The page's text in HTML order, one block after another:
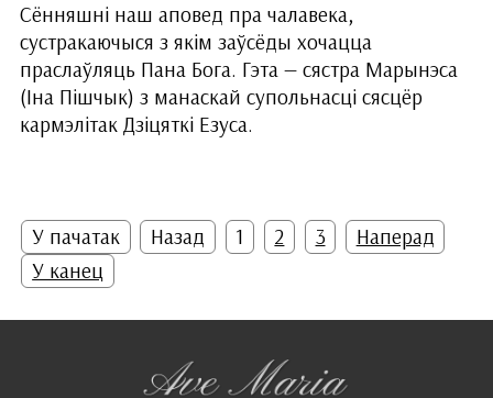
Сённяшні наш аповед пра чалавека,
сустракаючыся з якім заўсёды хочацца
праслаўляць Пана Бога. Гэта — сястра Марынэса
(Іна Пі­шчык) з манаскай супольнасці сясцёр
кармэлітак Дзіцяткі Езуса.
У пачатак Назад 1 2 3
Наперад
У канец